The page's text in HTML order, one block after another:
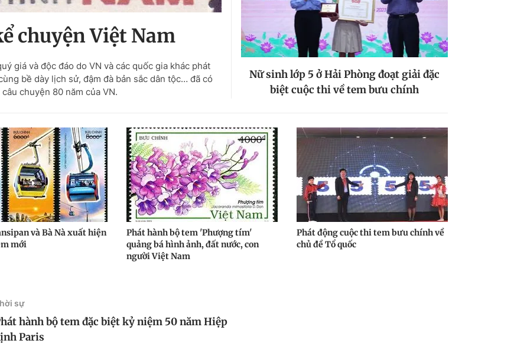
chuyện Việt Nam
giá và độc đáo do VN và các quốc gia khác phát
bề dày lịch sử, đậm đà bản sắc dân tộc… đã có
chuyện 80 năm của VN.
Nữ sinh lớp 5 ở Hải Phòng đoạt giải đặc
biệt cuộc thi về tem bưu chính
và Bà Nà xuất hiện
mới
Phát hành bộ tem 'Phượng tím'
quảng bá hình ảnh, đất nước, con
người Việt Nam
Phát động cuộc thi tem bưu chính về
chủ đề Tổ quốc
sự
hành bộ tem đặc biệt kỷ niệm 50 năm Hiệp
Paris